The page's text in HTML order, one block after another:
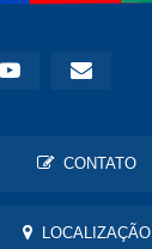
CONTATO
LOCALIZAÇÃO